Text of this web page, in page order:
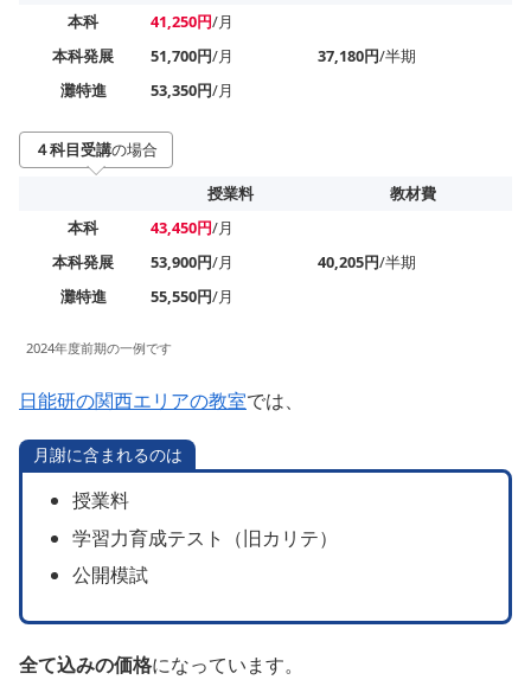
本科
41,250円/月
37,180円/半期
本科発展 51,700円/月
灘特進
53,350円/月
４科目受講の場合
授業料
教材費
本科
43,450円/月
40,205円/半期
本科発展 53,900円/月
灘特進
55,550円/月
2024年度前期の一例です
日能研の関西エリアの教室では、
月謝に含まれるのは
授業料
学習力育成テスト（旧カリテ）
公開模試
全て込みの価格になっています。